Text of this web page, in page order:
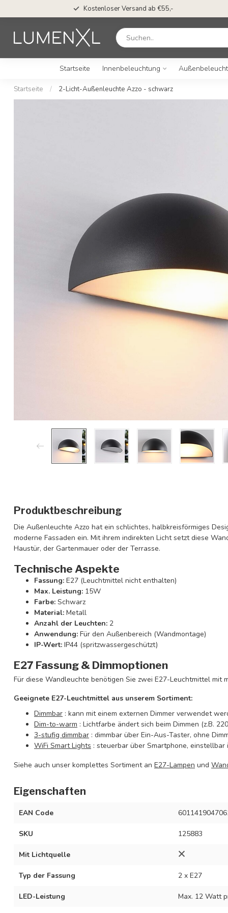
Kostenloser Versand ab €55,-
Startseite Innenbeleuchtung
Startseite / 2-Licht-Außenleuchte Azzo - schwarz
Produktbeschreibung
Die Außenleuchte Azzo hat ein schlichtes, halbkreisförmiges
moderne Fassaden ein. Mit ihrem indirekten Licht setzt diese
Haustür, der Gartenmauer oder der Terrasse.
Technische Aspekte
Fassung: E27 (Leuchtmittel nicht enthalten)
Max. Leistung: 15W
Farbe: Schwarz
Material: Metall
Anzahl der Leuchten: 2
Anwendung: Für den Außenbereich (Wandmontage)
IP-Wert: IP44 (spritzwassergeschützt)
E27 Fassung & Dimmoptionen
Für diese Wandleuchte benötigen Sie zwei E27-Leuchtmittel mit
Geeignete E27-Leuchtmittel aus unserem Sortiment:
Dimmbar : kann mit einem externen Dimmer verwendet
Dim-to-warm : Lichtfarbe ändert sich beim Dimmen (z.B.
3-stufig dimmbar : dimmbar über Ein-Aus-Taster, ohne
WiFi Smart Lights : steuerbar über Smartphone, einstellbar
Siehe auch unser komplettes Sortiment an E27-Lampen und
Eigenschaften
EAN Code
SKU 125883
Mit Lichtquelle
Typ der Fassung 2 x E27
LED-Leistung Max. 12 Watt